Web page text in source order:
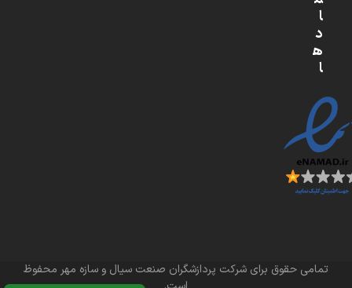
ا
د
ه
ا
تمامی حقوق برای شرکت پردازشگران صنعت سیال و سازه مهر محفوظ